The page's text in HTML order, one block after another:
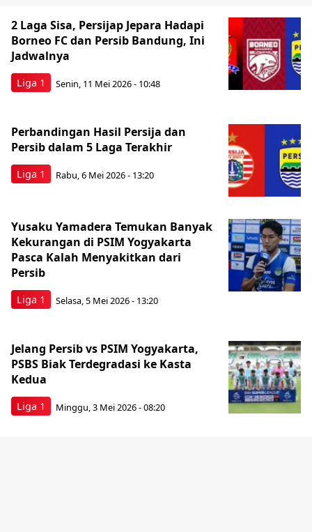
Liga 1
2 Laga Sisa, Persijap Jepara Hadapi
Borneo FC dan Persib Bandung, Ini
Jadwalnya
Senin, 11 Mei 2026 - 10:48
Liga 1
Perbandingan Hasil Persija dan
Persib dalam 5 Laga Terakhir
Rabu, 6 Mei 2026 - 13:20
Liga 1
Yusaku Yamadera Temukan Banyak
Kekurangan di PSIM Yogyakarta
Pasca Kalah Menyakitkan dari
Persib
Selasa, 5 Mei 2026 - 13:20
Liga 1
Jelang Persib vs PSIM Yogyakarta,
PSBS Biak Terdegradasi ke Kasta
Kedua
Minggu, 3 Mei 2026 - 08:20